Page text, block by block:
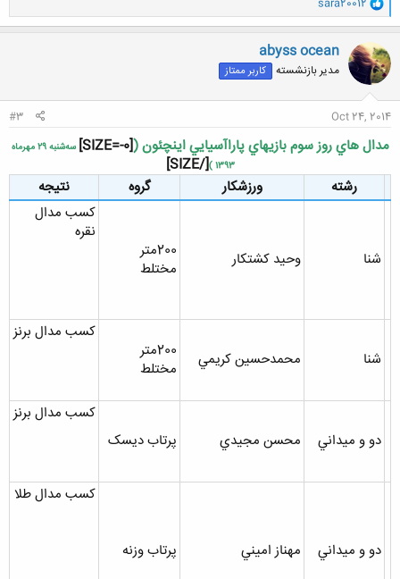
ا
ک
ن
ش
ه
ا
abyss ocean
مدیر بازنشسته کاربر ممتاز
Oct 24, 2014
#3
مدال هاي روز سوم بازيهاي پاراآسيايي اينچئون ([SIZE=-0]
سه‌شنبه 29 مهرماه
1393 )
[/SIZE]
رشته
ورزشکار گروه نتيجه
شنا وحيد کشتکار
200متر
مختلط
کسب مدال
نقره
شنا محمدحسين کريمي
200متر
مختلط
کسب مدال برنز
دو و ميداني محسن مجيدي پرتاب ديسک
کسب مدال برنز
دو و ميداني مهناز اميني پرتاب وزنه
کسب مدال طلا